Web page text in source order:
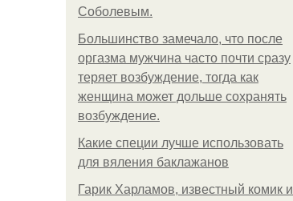
Соболевым.
Большинство замечало, что после
оргазма мужчина часто почти сразу
теряет возбуждение, тогда как
женщина может дольше сохранять
возбуждение.
Какие специи лучше использовать
для вяления баклажанов
Гарик Харламов, известный комик и